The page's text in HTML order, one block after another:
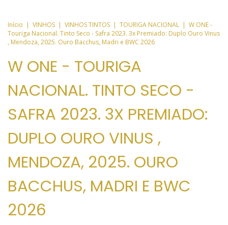
Início | VINHOS | VINHOS TINTOS | TOURIGA NACIONAL | W ONE -
Touriga Nacional. Tinto Seco - Safra 2023. 3x Premiado: Duplo Ouro Vinus
, Mendoza, 2025. Ouro Bacchus, Madri e BWC 2026
W ONE - TOURIGA
NACIONAL. TINTO SECO -
SAFRA 2023. 3X PREMIADO:
DUPLO OURO VINUS ,
MENDOZA, 2025. OURO
BACCHUS, MADRI E BWC
2026